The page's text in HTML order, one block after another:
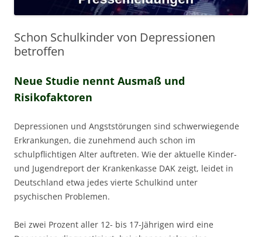
Schon Schulkinder von Depressionen
betroffen
Neue Studie nennt Ausmaß und
Risikofaktoren
Depressionen und Angststörungen sind schwerwiegende
Erkrankungen, die zunehmend auch schon im
schulpflichtigen Alter auftreten. Wie der aktuelle Kinder-
und Jugendreport der Krankenkasse DAK zeigt, leidet in
Deutschland etwa jedes vierte Schulkind unter
psychischen Problemen.
Bei zwei Prozent aller 12- bis 17-Jährigen wird eine